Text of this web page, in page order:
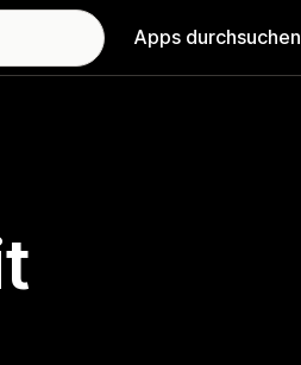
Apps durchsuchen